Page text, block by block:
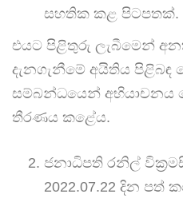
සහතික කළ පිටපතක්.
එයට පිළිතුරු ලැබීමෙන්
දැනගැනීමේ අයිතිය
සම්බන්ධයෙන් අභියාචනය
තීරණය කළේය.
ජනාධිපති රනිල්
2022.07.22 දින